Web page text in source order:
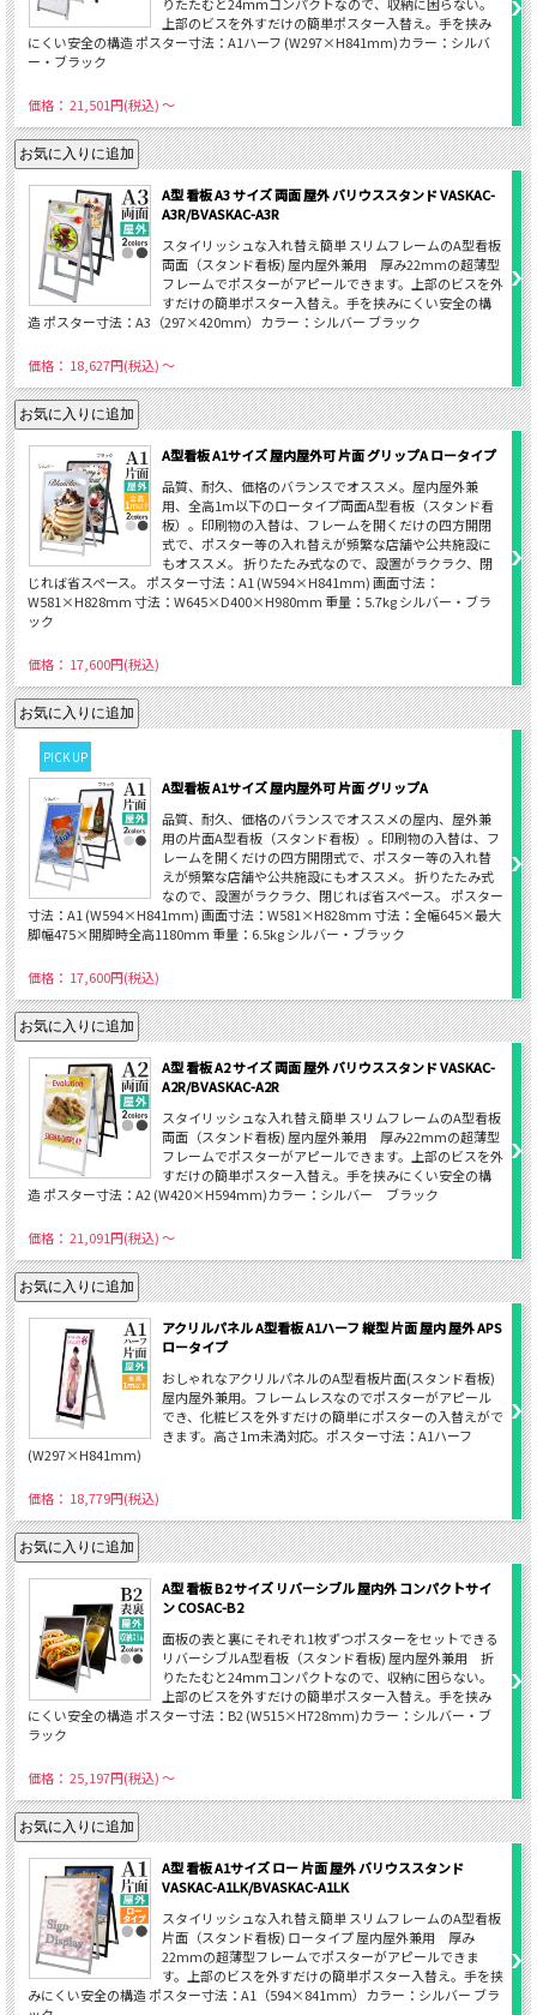
上部のビスを外すだけの簡単ポスター入替え。手を挟み
にくい安全の構造 ポスター寸法：A1ハーフ (W297×H841mm)カラー：シルバ
ー・ブラック
価格： 21,501円(税込)～
A型 看板 A3 サイズ 両面 屋外 バリウススタンド VASKAC-
A3R/BVASKAC-A3R
スタイリッシュな入れ替え簡単 スリムフレームのA型看板
両面（スタンド看板) 屋内屋外兼用 厚み22mmの超薄型
フレームでポスターがアピールできます。上部のビスを外
すだけの簡単ポスター入替え。手を挟みにくい安全の構
造 ポスター寸法：A3（297×420mm）カラー：シルバー ブラック
価格： 18,627円(税込)～
A型看板 A1サイズ 屋内屋外可 片面 グリップA ロータイプ
品質、耐久、価格のバランスでオススメ。屋内屋外兼
用、全高1m以下のロータイプ両面A型看板（スタンド看
板）。印刷物の入替は、フレームを開くだけの四方開閉
式で、ポスター等の入れ替えが頻繁な店舗や公共施設に
もオススメ。 折りたたみ式なので、設置がラクラク、閉
じれば省スペース。 ポスター寸法：A1 (W594×H841mm) 画面寸法：
W581×H828mm 寸法：W645×D400×H980mm 重量：5.7kg シルバー・ブラ
ック
価格： 17,600円(税込)
PICK UP
A型看板 A1サイズ 屋内屋外可 片面 グリップA
品質、耐久、価格のバランスでオススメの屋内、屋外兼
用の片面A型看板（スタンド看板）。印刷物の入替は、フ
レームを開くだけの四方開閉式で、ポスター等の入れ替
えが頻繁な店舗や公共施設にもオススメ。 折りたたみ式
なので、設置がラクラク、閉じれば省スペース。 ポスター
寸法：A1 (W594×H841mm) 画面寸法：W581×H828mm 寸法：全幅645×最大
脚幅475×開脚時全高1180mm 重量：6.5kg シルバー・ブラック
価格： 17,600円(税込)
A型 看板 A2 サイズ 両面 屋外 バリウススタンド VASKAC-
A2R/BVASKAC-A2R
スタイリッシュな入れ替え簡単 スリムフレームのA型看板
両面（スタンド看板) 屋内屋外兼用 厚み22mmの超薄型
フレームでポスターがアピールできます。上部のビスを外
すだけの簡単ポスター入替え。手を挟みにくい安全の構
造 ポスター寸法：A2 (W420×H594mm)カラー：シルバー ブラック
価格： 21,091円(税込)～
アクリルパネル A型看板 A1ハーフ 縦型 片面 屋内 屋外 APS
ロータイプ
おしゃれなアクリルパネルのA型看板片面(スタンド看板)
屋内屋外兼用。フレームレスなのでポスターがアピール
でき、化粧ビスを外すだけの簡単にポスターの入替えがで
きます。高さ1ｍ未満対応。ポスター寸法：A1ハーフ
(W297×H841mm)
価格： 18,779円(税込)
A型 看板 B2 サイズ リバーシブル 屋内外 コンパクトサイ
ン COSAC-B2
面板の表と裏にそれぞれ1枚ずつポスターをセットできる
リバーシブルA型看板（スタンド看板) 屋内屋外兼用 折
りたたむと24ｍｍコンパクトなので、収納に困らない。
上部のビスを外すだけの簡単ポスター入替え。手を挟み
にくい安全の構造 ポスター寸法：B2 (W515×H728mm)カラー：シルバー・ブ
ラック
価格： 25,197円(税込)～
A型 看板 A1サイズ ロー 片面 屋外 バリウススタンド
VASKAC-A1LK/BVASKAC-A1LK
スタイリッシュな入れ替え簡単 スリムフレームのA型看板
片面（スタンド看板) ロータイプ 屋内屋外兼用 厚み
22mmの超薄型フレームでポスターがアピールできま
す。上部のビスを外すだけの簡単ポスター入替え。手を挟
みにくい安全の構造 ポスター寸法：A1（594×841mm）カラー：シルバー ブラ